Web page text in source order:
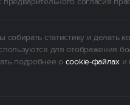
статистику и делать
для отображения
подробнее о cookie-файлахи